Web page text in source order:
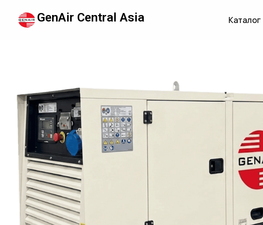
GenAir Central Asia Каталог